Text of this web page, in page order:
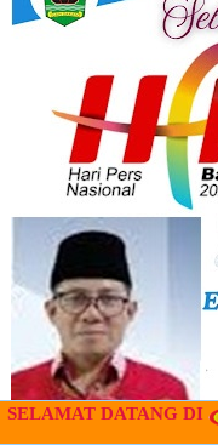
SELAMAT DATANG DI